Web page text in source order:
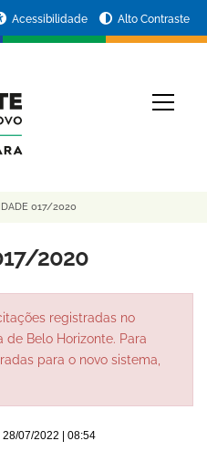
Acessibilidade Alto Contraste
017/2020
2020
registradas no
Belo Horizonte. Para
para o novo sistema,
28/07/2022 | 08:54